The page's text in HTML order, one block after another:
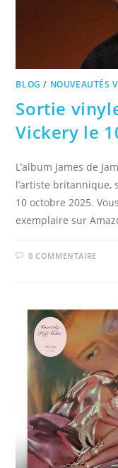
BLOG / NOUVEAUTÉS
Sortie
Vickery le
L’album James de
l’artiste britannique,
10 octobre 2025.
exemplaire sur
0 COMMENTAIRE